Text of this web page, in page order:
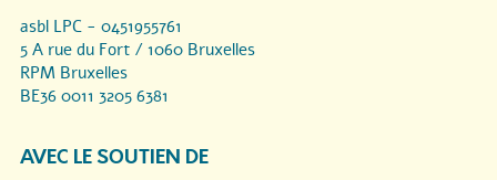
asbl LPC - 0451955761
5 A rue du Fort / 1060 Bruxelles
RPM Bruxelles
BE36 0011 3205 6381
AVEC LE SOUTIEN DE